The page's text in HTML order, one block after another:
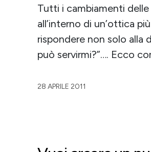
Tutti i cambiamenti
all’interno di un’ottica
rispondere non solo alla
può servirmi?”…. Ecco
28 APRILE 2011